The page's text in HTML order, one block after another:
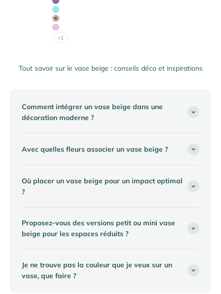
Lilas
Bleu Iceberg
Beige Latte
Rose Antique
+1
Tout savoir sur le vase beige : conseils déco et inspirations
Comment intégrer un vase beige dans une
décoration moderne ?
Avec quelles fleurs associer un vase beige ?
Où placer un vase beige pour un impact optimal
?
Proposez-vous des versions petit ou mini vase
beige pour les espaces réduits ?
Je ne trouve pas la couleur que je veux sur un
vase, que faire ?